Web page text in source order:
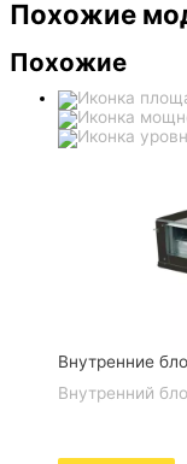
Похожие
Похожие
Внутренние
Внутренний